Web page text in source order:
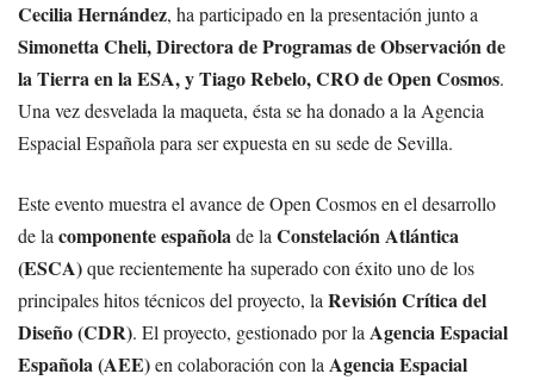
Cecilia Hernández, ha participado en la presentación junto a
Simonetta Cheli, Directora de Programas de Observación de
la Tierra en la ESA, y Tiago Rebelo, CRO de Open Cosmos.
Una vez desvelada la maqueta, ésta se ha donado a la Agencia
Espacial Española para ser expuesta en su sede de Sevilla.
Este evento muestra el avance de Open Cosmos en el desarrollo
de la componente españolade la Constelación Atlántica
(ESCA)que recientemente ha superado con éxito uno de los
principales hitos técnicos del proyecto, la Revisión Crítica del
Diseño (CDR). El proyecto, gestionado por la Agencia Espacial
Española (AEE)en colaboración con la Agencia Espacial